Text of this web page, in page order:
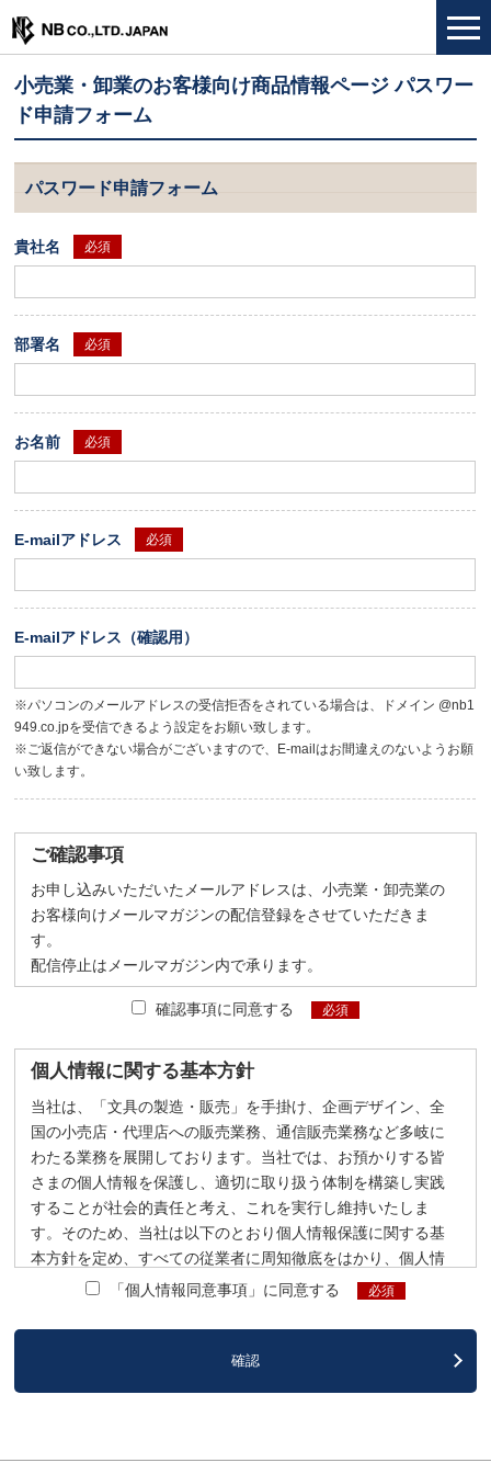
小売業・卸業のお客様向け商品情報ページ パスワー
ド申請フォーム
パスワード申請フォーム
貴社名 必須
部署名 必須
お名前 必須
E-mailアドレス 必須
E-mailアドレス（確認用）
※パソコンのメールアドレスの受信拒否をされている場合は、ドメイン @nb1
949.co.jpを受信できるよう設定をお願い致します。
※ご返信ができない場合がございますので、E-mailはお間違えのないようお願
い致します。
ご確認事項
お申し込みいただいたメールアドレスは、小売業・卸売業の
お客様向けメールマガジンの配信登録をさせていただきま
す。
配信停止はメールマガジン内で承ります。
確認事項に同意する 必須
個人情報に関する基本方針
当社は、「文具の製造・販売」を手掛け、企画デザイン、全
国の小売店・代理店への販売業務、通信販売業務など多岐に
わたる業務を展開しております。当社では、お預かりする皆
さまの個人情報を保護し、適切に取り扱う体制を構築し実践
することが社会的責任と考え、これを実行し維持いたしま
す。そのため、当社は以下のとおり個人情報保護に関する基
本方針を定め、すべての従業者に周知徹底をはかり、個人情
報保護に努めます。
1．個人情報の取得、利用、提供及び目的外利用の禁止
事業遂行において、個人情報をお預かりしていることの重大
の達成に必要な範囲を超えた個人情報の取扱いはしないこと
「個人情報同意事項」に同意する 必須